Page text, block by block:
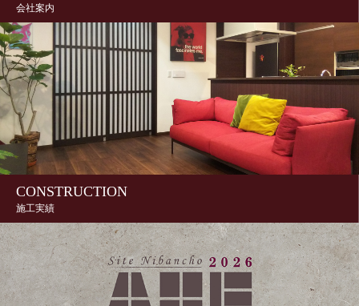
会社案内
CONSTRUCTION
施工実績